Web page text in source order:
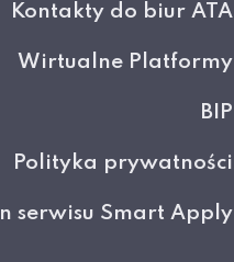
Kontakty do biur ATA
Wirtualne Platformy
BIP
Polityka prywatności
serwisu Smart Apply